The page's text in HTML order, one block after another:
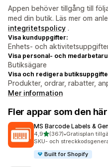
Appen behöver tillgång till
med din butik. Läs mer om
integritetspolicy .
Visa kunduppgifter:
Enhets- och
Visa personal- och
Butiksägare
Visa och redigera
Produkter, ordrar, rabatter,
Mer information
Fler appar som den här
MS Barcode Labels &
4,9av 5 stjärnor
(367)
367 recensioner totalt
•Gratisplan
SKU- och
Built for Shopify